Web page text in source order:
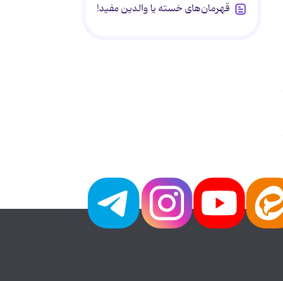
قهرمان‌های خسته یا والدین مفید!